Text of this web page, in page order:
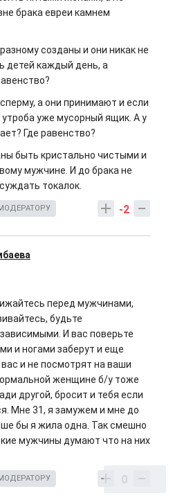
брака евреи камнем
созданы и они никак не
каждый день, а
а они принимают и если
утроба уже мусорный ящик. А у
Где равенство?
быть кристально чистыми и
мужчине. И до брака не
токалок.
-2
перед мужчинами,
будьте
И вас поверьте
и ногами заберут и еще
и не посмотрят на ваши
женщине б/у тоже
другой, бросит и тебя если
Мне 31, я замужем и мне до
бы я жила одна. Так смешно
мужчины думают что на них
0